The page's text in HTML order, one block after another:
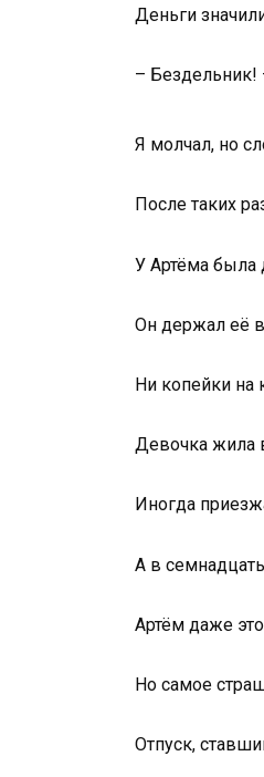
Деньги
– Бездельник!
Я молчал, но
После таких
У Артёма была
Он держал её
Ни копейки на
Девочка жила
Иногда
А в
Артём даже
Но самое
Отпуск,